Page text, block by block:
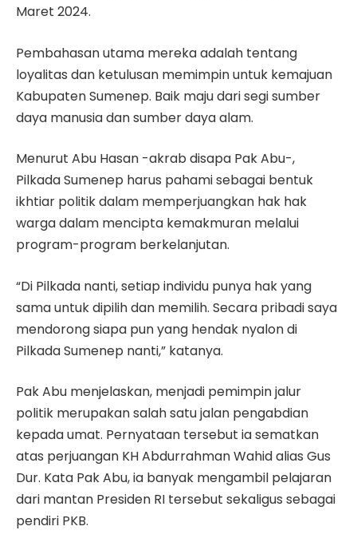
Maret 2024.
Pembahasan utama mereka adalah tentang
loyalitas dan ketulusan memimpin untuk kemajuan
Kabupaten Sumenep. Baik maju dari segi sumber
daya manusia dan sumber daya alam.
Menurut Abu Hasan -akrab disapa Pak Abu-,
Pilkada Sumenep harus pahami sebagai bentuk
ikhtiar politik dalam memperjuangkan hak hak
warga dalam mencipta kemakmuran melalui
program-program berkelanjutan.
“Di Pilkada nanti, setiap individu punya hak yang
sama untuk dipilih dan memilih. Secara pribadi saya
mendorong siapa pun yang hendak nyalon di
Pilkada Sumenep nanti,” katanya.
Pak Abu menjelaskan, menjadi pemimpin jalur
politik merupakan salah satu jalan pengabdian
kepada umat. Pernyataan tersebut ia sematkan
atas perjuangan KH Abdurrahman Wahid alias Gus
Dur. Kata Pak Abu, ia banyak mengambil pelajaran
dari mantan Presiden RI tersebut sekaligus sebagai
pendiri PKB.